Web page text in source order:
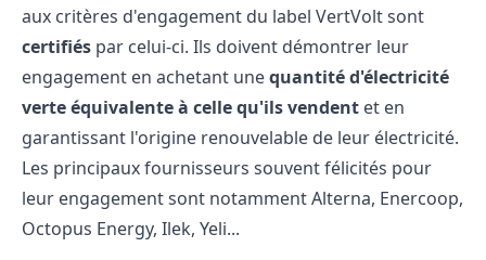
aux critères d'engagement du label VertVolt sont
certifiés par celui-ci. Ils doivent démontrer leur
engagement en achetant unequantité d'électricité
verte équivalente à celle qu'ils vendent et en
garantissant l'origine renouvelable de leur électricité.
Les principaux fournisseurs souvent félicités pour
leur engagement sont notamment Alterna, Enercoop,
Octopus Energy, Ilek, Yeli...